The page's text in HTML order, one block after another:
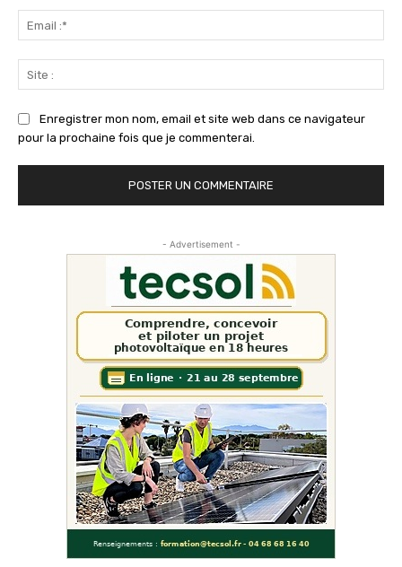
Enregistrer mon nom, email et site web dans ce navigateur
pour la prochaine fois que je commenterai.
- Advertisement -